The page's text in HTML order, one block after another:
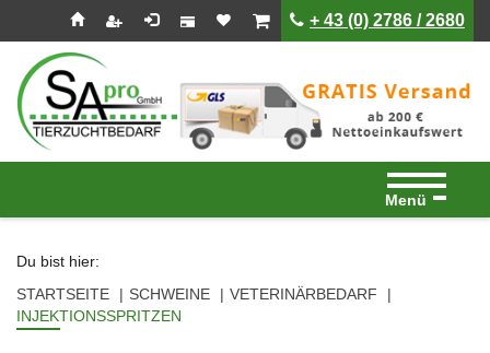
Seitenebreiche:
ist leerist leer+ 43 (0) 2786 / 2680
Menü
Du bist hier:
STARTSEITE
SCHWEINE
VETERINÄRBEDARF
INJEKTIONSSPRITZEN